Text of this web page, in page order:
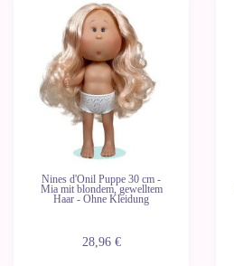
Nines d'Onil Puppe 30 cm -
Mia mit blondem, gewelltem
Haar - Ohne Kleidung
28,96 €